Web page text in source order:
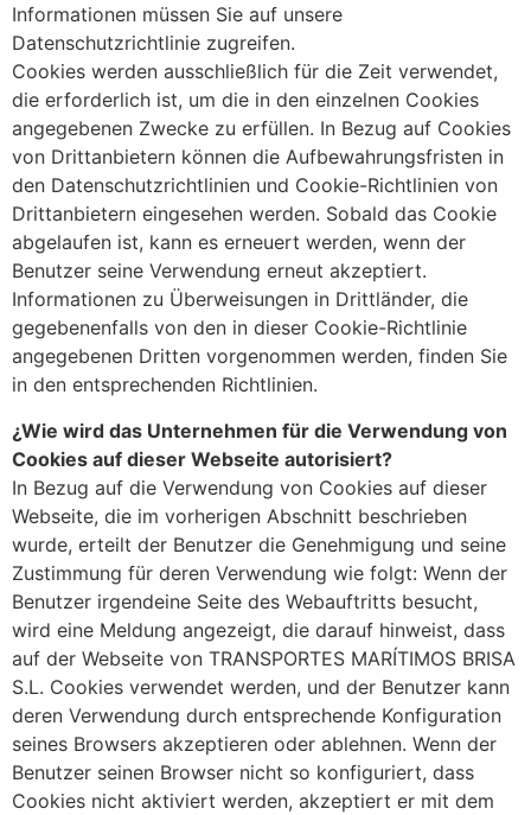
Informationen müssen Sie auf unsere
Datenschutzrichtlinie zugreifen.
Cookies werden ausschließlich für die Zeit verwendet,
die erforderlich ist, um die in den einzelnen Cookies
angegebenen Zwecke zu erfüllen. In Bezug auf Cookies
von Drittanbietern können die Aufbewahrungsfristen in
den Datenschutzrichtlinien und Cookie-Richtlinien von
Drittanbietern eingesehen werden. Sobald das Cookie
abgelaufen ist, kann es erneuert werden, wenn der
Benutzer seine Verwendung erneut akzeptiert.
Informationen zu Überweisungen in Drittländer, die
gegebenenfalls von den in dieser Cookie-Richtlinie
angegebenen Dritten vorgenommen werden, finden Sie
in den entsprechenden Richtlinien.
¿Wie wird das Unternehmen für die Verwendung von
Cookies auf dieser Webseite autorisiert?
In Bezug auf die Verwendung von Cookies auf dieser
Webseite, die im vorherigen Abschnitt beschrieben
wurde, erteilt der Benutzer die Genehmigung und seine
Zustimmung für deren Verwendung wie folgt: Wenn der
Benutzer irgendeine Seite des Webauftritts besucht,
wird eine Meldung angezeigt, die darauf hinweist, dass
auf der Webseite von TRANSPORTES MARÍTIMOS BRISA
S.L. Cookies verwendet werden, und der Benutzer kann
deren Verwendung durch entsprechende Konfiguration
seines Browsers akzeptieren oder ablehnen. Wenn der
Benutzer seinen Browser nicht so konfiguriert, dass
Cookies nicht aktiviert werden, akzeptiert er mit dem